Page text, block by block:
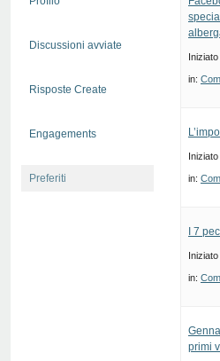
Discussioni avviate
Risposte Create
Engagements
Preferiti
in:
in:
I 7
in:
primi